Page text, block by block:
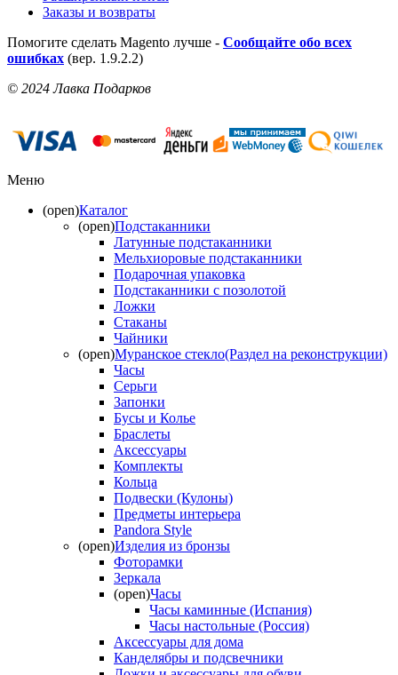
Заказы и возвраты
Помогите сделать Magento лучше - Сообщайте обо всех
ошибках (вер. 1.9.2.2)
© 2024 Лавка Подарков
Меню
(open)Каталог
(open)Подстаканники
Латунные подстаканники
Мельхиоровые подстаканники
Подарочная упаковка
Подстаканники с позолотой
Ложки
Стаканы
Чайники
(open)Муранское стекло(Раздел на реконструкции)
Часы
Серьги
Запонки
Бусы и Колье
Браслеты
Аксессуары
Комплекты
Кольца
Подвески (Кулоны)
Предметы интерьера
Pandora Style
(open)Изделия из бронзы
Фоторамки
Зеркала
(open)Часы
Часы каминные (Испания)
Часы настольные (Россия)
Аксессуары для дома
Канделябры и подсвечники